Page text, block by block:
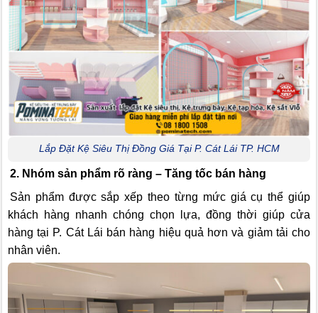
Lắp Đặt Kệ Siêu Thị Đồng Giá Tại P. Cát Lái TP. HCM
2. Nhóm sản phẩm rõ ràng – Tăng tốc bán hàng
Sản phẩm được sắp xếp theo từng mức giá cụ thể giúp
khách hàng nhanh chóng chọn lựa, đồng thời giúp cửa
hàng tại P. Cát Lái bán hàng hiệu quả hơn và giảm tải cho
nhân viên.